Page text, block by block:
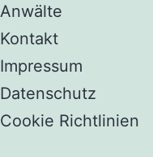
Anwälte
Kontakt
Impressum
Datenschutz
Cookie Richtlinien